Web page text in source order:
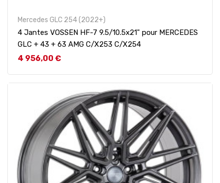
Mercedes GLC 254 (2022+)
4 Jantes VOSSEN HF-7 9.5/10.5x21" pour MERCEDES
GLC + 43 + 63 AMG C/X253 C/X254
Prix
4 956,00 €